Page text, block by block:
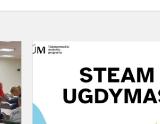
„JBG
Robotics“
tarptautiniame
robotų
mūšyje
Klaipėdoje